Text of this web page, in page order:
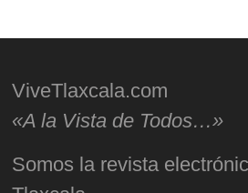
ViveTlaxcala.com
«A la Vista de Todos…»
Somos la revista